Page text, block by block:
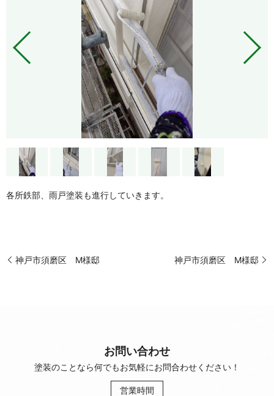
各所鉄部、雨戸塗装も進行していきます。
神戸市須磨区 M様邸 神戸市須磨区 M様邸
お問い合わせ
塗装のことなら何でもお気軽にお問合わせください！
営業時間